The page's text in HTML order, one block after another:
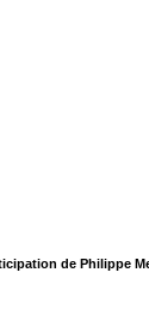
de Philippe